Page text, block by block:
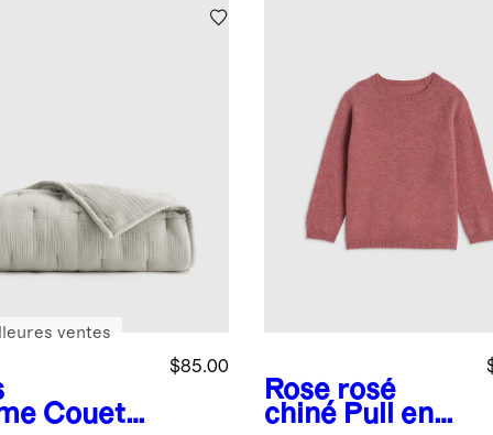
Couett
$85.00
ventes
Rose rosé
chiné Pull en